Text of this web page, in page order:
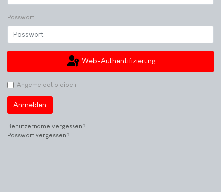
Passwort
Web-Authentifizierung
Angemeldet bleiben
Anmelden
Benutzername vergessen?
Passwort vergessen?